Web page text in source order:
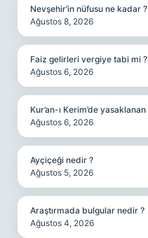
Nevşehir’in nüfusu ne kadar ?
Ağustos 8, 2026
Faiz gelirleri vergiye tabi mi ?
Ağustos 6, 2026
Kur’an-ı Kerim’de
Ağustos 6, 2026
Ayçiçeği nedir ?
Ağustos 5, 2026
Araştırmada bulgular nedir ?
Ağustos 4, 2026